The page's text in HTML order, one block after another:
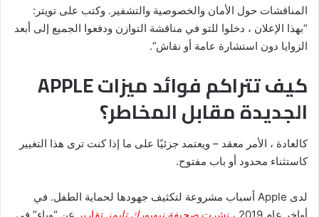
المناقشات حول الأمان والخصوصية والتشفير. وكتب على تويتر:
“بهذا الإعلان ، دخلوا للتو في مناقشة التوازن ودفعوا الجميع إلى أبعد
الزوايا دون استشارة عامة أو نقاش”.
كيف تتراكم فوائد ميزات APPLE
الجديدة مقابل المخاطر؟
كالعادة ، الأمر معقد – ويعتمد جزئيًا على ما إذا كنت ترى هذا التغيير
كاستثناء محدود أو باب مفتوح.
لدى Apple أسباب مشروعة لتكثيف جهودها لحماية الطفل. في